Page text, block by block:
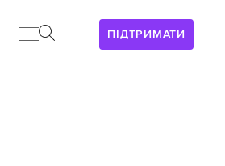
ПІДТРИМАТИ